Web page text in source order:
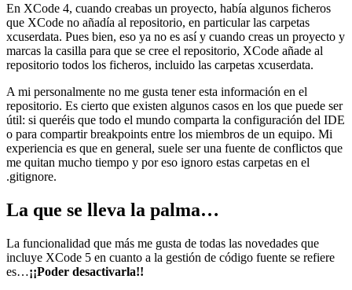
En XCode 4, cuando creabas un proyecto, había algunos ficheros
que XCode no añadía al repositorio, en particular las carpetas
xcuserdata. Pues bien, eso ya no es así y cuando creas un proyecto y
marcas la casilla para que se cree el repositorio, XCode añade al
repositorio todos los ficheros, incluido las carpetas xcuserdata.
A mi personalmente no me gusta tener esta información en el
repositorio. Es cierto que existen algunos casos en los que puede ser
útil: si queréis que todo el mundo comparta la configuración del IDE
o para compartir breakpoints entre los miembros de un equipo. Mi
experiencia es que en general, suele ser una fuente de conflictos que
me quitan mucho tiempo y por eso ignoro estas carpetas en el
.gitignore.
La que se lleva la palma…
La funcionalidad que más me gusta de todas las novedades que
incluye XCode 5 en cuanto a la gestión de código fuente se refiere
es…¡¡Poder desactivarla!!